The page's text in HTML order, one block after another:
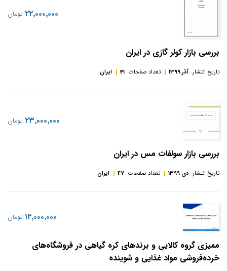
بررسی بازار کولر گازی در ایران
تاریخ انتشار آذر 1399 تعداد صفحات 41 ایران
‎۲۲٬۰۰۰٬۰۰۰ تومان
بررسی بازار سولفات مس در ایران
تاریخ انتشار دی 1399 تعداد صفحات 47 ایران
‎۲۳٬۰۰۰٬۰۰۰ تومان
ممیزی گروه کالایی و برندهای کره گیاهی در فروشگاه‌های
خرده‌فروشی مواد غذایی و شوینده
‎۱۲٬۰۰۰٬۰۰۰ تومان